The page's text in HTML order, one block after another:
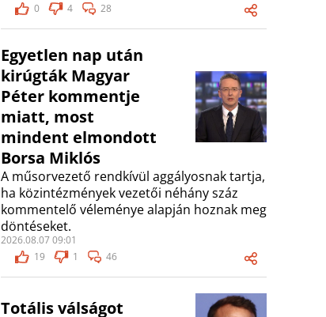
0
4 28
Egyetlen nap után
kirúgták Magyar
Péter kommentje
miatt, most
mindent elmondott
Borsa Miklós
A műsorvezető rendkívül aggályosnak tartja,
ha közintézmények vezetői néhány száz
kommentelő véleménye alapján hoznak meg
döntéseket.
2026.08.07 09:01
19
1 46
Totális válságot